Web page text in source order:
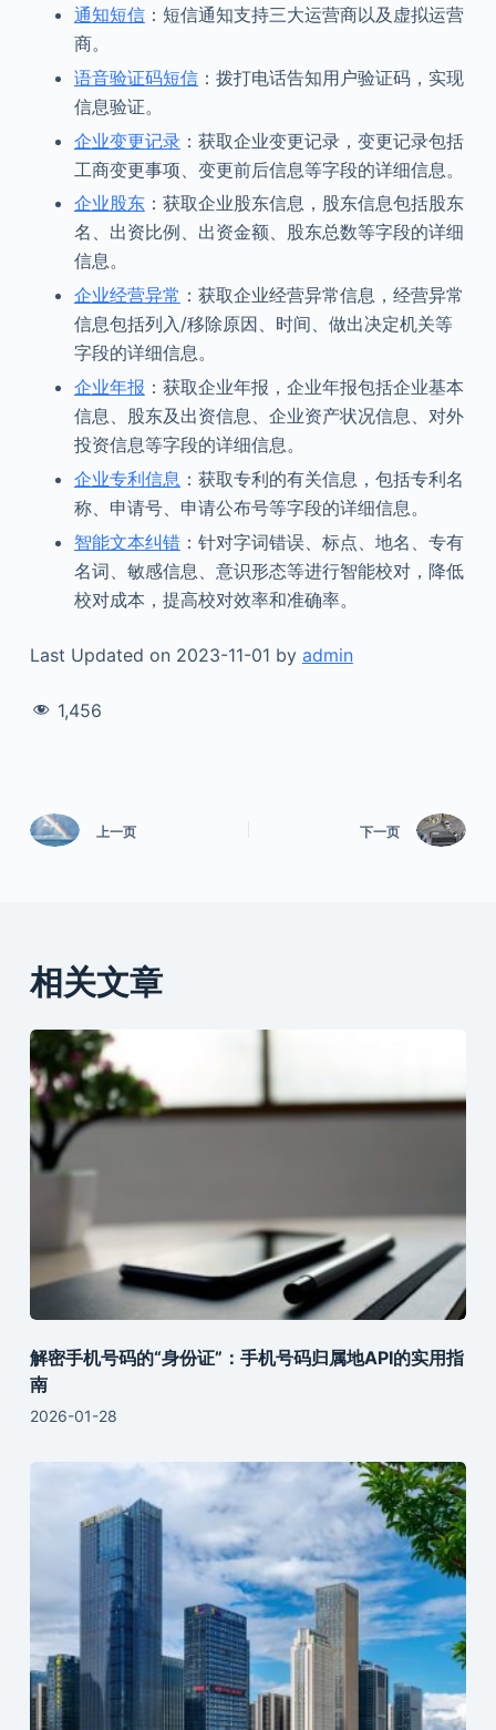
通知短信：短信通知支持三大运营商以及虚拟运营
商。
语音验证码短信：拨打电话告知用户验证码，实现
信息验证。
企业变更记录：获取企业变更记录，变更记录包括
工商变更事项、变更前后信息等字段的详细信息。
企业股东：获取企业股东信息，股东信息包括股东
名、出资比例、出资金额、股东总数等字段的详细
信息。
企业经营异常 ：获取企业经营异常信息，经营异常
信息包括列入/移除原因、时间、做出决定机关等
字段的详细信息。
企业年报 ：获取企业年报，企业年报包括企业基本
信息、股东及出资信息、企业资产状况信息、对外
投资信息等字段的详细信息。
企业专利信息 ：获取专利的有关信息，包括专利名
称、申请号、申请公布号等字段的详细信息。
智能文本纠错：针对字词错误、标点、地名、专有
名词、敏感信息、意识形态等进行智能校对，降低
校对成本，提高校对效率和准确率。
Last Updated on 2023-11-01 by admin
1,456
上一页 下一页
相关文章
解密手机号码的“身份证”：手机号码归属地API的实用指
南
2026-01-28